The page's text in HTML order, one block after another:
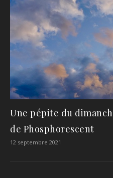
Une pépite du
de Phosphorescent
12 septembre 2021